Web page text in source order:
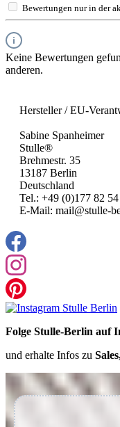
Bewertungen nur in der
Keine Bewertungen
anderen.
Hersteller / EU-
Sabine Spanheimer
Stulle®
Brehmestr. 35
13187 Berlin
Deutschland
Tel.: +49 (0)177 82
E-Mail: mail@stulle-
Folge Stulle-Berlin auf
und erhalte Infos zu